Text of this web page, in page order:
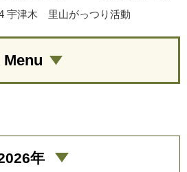
宇津木 里山がっつり活動
Menu
年